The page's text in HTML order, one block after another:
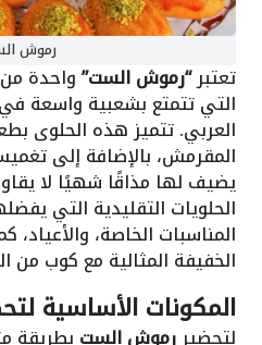
رموش
تعتبر“رموش الست”واحدة
التي تتمتع بشعبية واسعة
العربي. تتميز هذه الحلوى
المقرمش، بالإضافة إلى
يضيف لها مذاقًا شهيًا لا
الحلويات التقليدية التي
المناسبات الخاصة، والأعياد،
الخفيفة المثالية مع كوب من
المكونات الأساسية
لتحضيررموش الست بطريقة